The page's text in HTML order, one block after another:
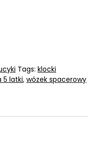
Tags: klocki
5 latki, wózek spacerowy